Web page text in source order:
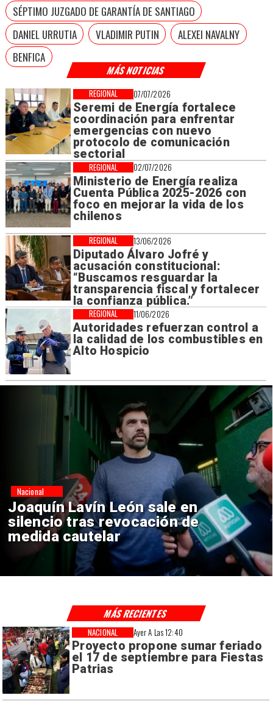
MÁS NOTICIAS
07/07/2026
Seremi de Energía fortalece
coordinación para enfrentar
emergencias con nuevo
protocolo de comunicación
sectorial
REGIONAL
02/07/2026
Ministerio de Energía realiza
Cuenta Pública 2025-2026 con
foco en mejorar la vida de los
chilenos
REGIONAL
13/06/2026
Diputado Álvaro Jofré y
acusación constitucional:
“Buscamos resguardar la
transparencia fiscal y fortalecer
la confianza pública.”
REGIONAL
11/06/2026
Autoridades refuerzan control a
la calidad de los combustibles en
Alto Hospicio
REGIONAL
SÉPTIMO JUZGADO DE GARANTÍA DE SANTIAGO
DANIEL URRUTIA
VLADIMIR PUTIN
ALEXEI NAVALNY
BENFICA
Chile y Venezuela formalizan
reinicio de relaciones
consulares
Nacional
Ayer A Las 12:40
Proyecto propone sumar feriado
el 17 de septiembre para Fiestas
Patrias
NACIONAL
MÁS RECIENTES